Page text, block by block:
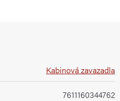
Kabinová zavazadla
7611160344762